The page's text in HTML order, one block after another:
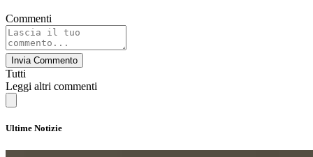
Commenti
Invia Commento
Tutti
Leggi altri commenti
Ultime Notizie